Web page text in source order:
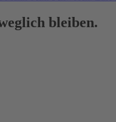
bleiben.